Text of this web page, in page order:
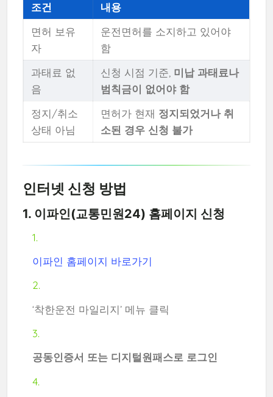
조건
내용
면허 보유
자
운전면허를 소지하고 있어야
함
과태료 없
음
신청 시점 기준, 미납 과태료나
범칙금이 없어야 함
정지/취소
상태 아님
면허가 현재 정지되었거나 취
소된 경우 신청 불가
인터넷 신청 방법
1. 이파인(교통민원24) 홈페이지 신청
이파인 홈페이지 바로가기
‘착한운전 마일리지’ 메뉴 클릭
공동인증서 또는 디지털원패스로 로그인